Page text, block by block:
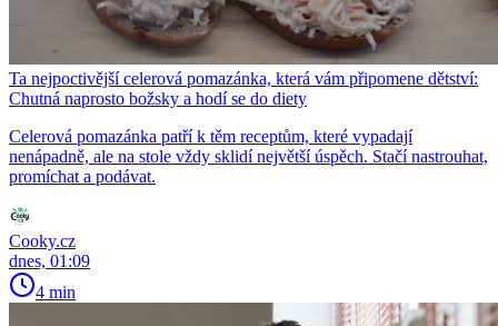
Ta nejpoctivější celerová pomazánka, která vám připomene dětství:
Chutná naprosto božsky a hodí se do diety
Celerová pomazánka patří k těm receptům, které vypadají
nenápadně, ale na stole vždy sklidí největší úspěch. Stačí nastrouhat,
promíchat a podávat.
Cooky.cz
dnes, 01:09
4 min